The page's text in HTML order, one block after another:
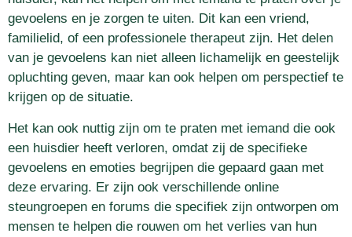
gevoelens en je zorgen te uiten. Dit kan een vriend,
familielid, of een professionele therapeut zijn. Het delen
van je gevoelens kan niet alleen lichamelijk en geestelijk
opluchting geven, maar kan ook helpen om perspectief te
krijgen op de situatie.
Het kan ook nuttig zijn om te praten met iemand die ook
een huisdier heeft verloren, omdat zij de specifieke
gevoelens en emoties begrijpen die gepaard gaan met
deze ervaring. Er zijn ook verschillende online
steungroepen en forums die specifiek zijn ontworpen om
mensen te helpen die rouwen om het verlies van hun